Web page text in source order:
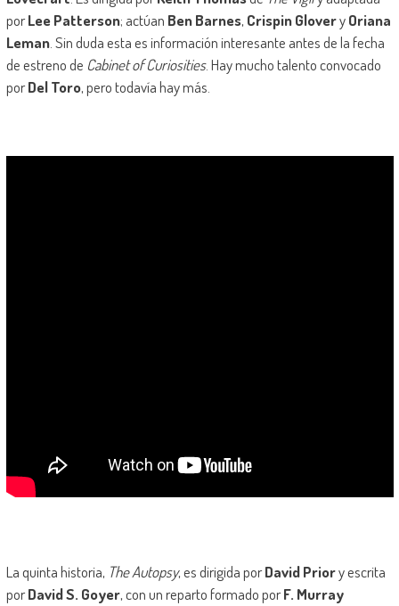
porLee Patterson; actúan Ben Barnes, Crispin GloveryOriana
Leman. Sin duda esta es información interesante antes de la fecha
de estreno de Cabinet of Curiosities. Hay mucho talento convocado
porDel Toro, pero todavía hay más.
La quinta historia, The Autopsy, es dirigida porDavid Priory escrita
porDavid S. Goyer, con un reparto formado porF. Murray